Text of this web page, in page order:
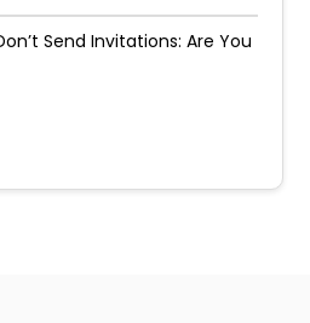
Send Invitations: Are You